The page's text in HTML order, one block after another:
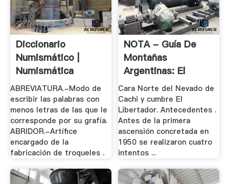
Diccionario
Numismático |
Numismática
Española
ABREVIATURA.-Modo de
escribir las palabras con
menos letras de las que le
corresponde por su grafía.
ABRIDOR.-Artífice
encargado de la
fabricación de troqueles .
NOTA - Guía De
Montañas
Argentinas: El
Nevado .
Cara Norte del Nevado de
Cachi y cumbre El
Libertador. Antecedentes .
Antes de la primera
ascensión concretada en
1950 se realizaron cuatro
intentos ...